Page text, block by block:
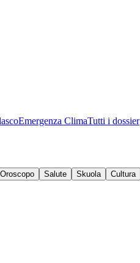
Emergenza ClimaTutti i dossier
Oroscopo Salute Skuola Cultura